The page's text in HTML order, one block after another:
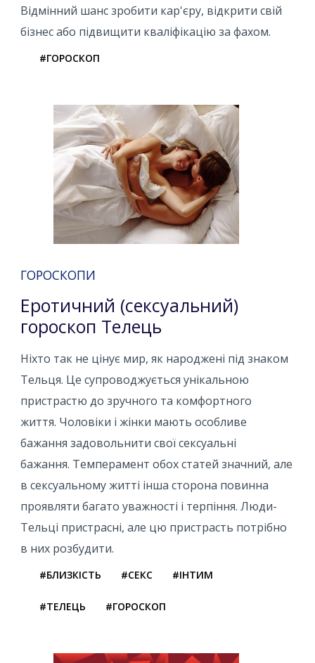
Відмінний шанс зробити кар'єру, відкрити свій
бізнес або підвищити кваліфікацію за фахом.
#ГОРОСКОП
ГОРОСКОПИ
Еротичний (сексуальний)
гороскоп Телець
Ніхто так не цінує мир, як народжені під знаком
Тельця. Це супроводжується унікальною
пристрастю до зручного та комфортного
життя. Чоловіки і жінки мають особливе
бажання задовольнити свої сексуальні
бажання. Темперамент обох статей значний, але
в сексуальному житті інша сторона повинна
проявляти багато уважності і терпіння. Люди-
Тельці пристрасні, але цю пристрасть потрібно
в них розбудити.
#БЛИЗКІСТЬ #СЕКС #ІНТИМ
#ТЕЛЕЦЬ #ГОРОСКОП